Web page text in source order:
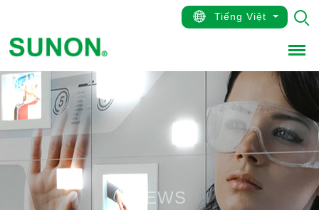
Tiếng Việt
Menu
NEWS